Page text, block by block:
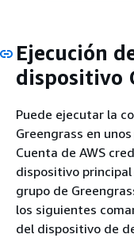
Ejecución
dispositivo
Puede ejecutar la
Greengrass en
Cuenta de AWS
dispositivo
grupo de
los siguientes
del dispositivo de